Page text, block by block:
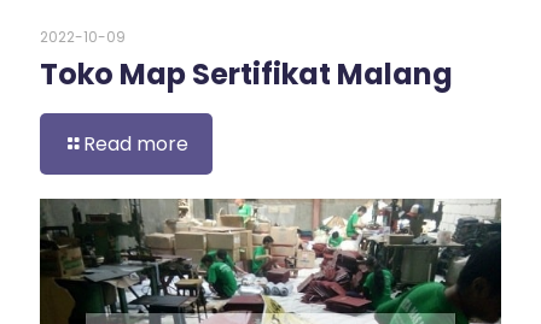
2022-10-09
Toko Map Sertifikat Malang
Read more